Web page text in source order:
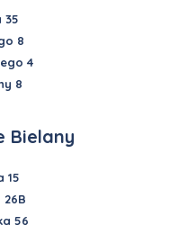
35
8
4
8
Bielany
15
56